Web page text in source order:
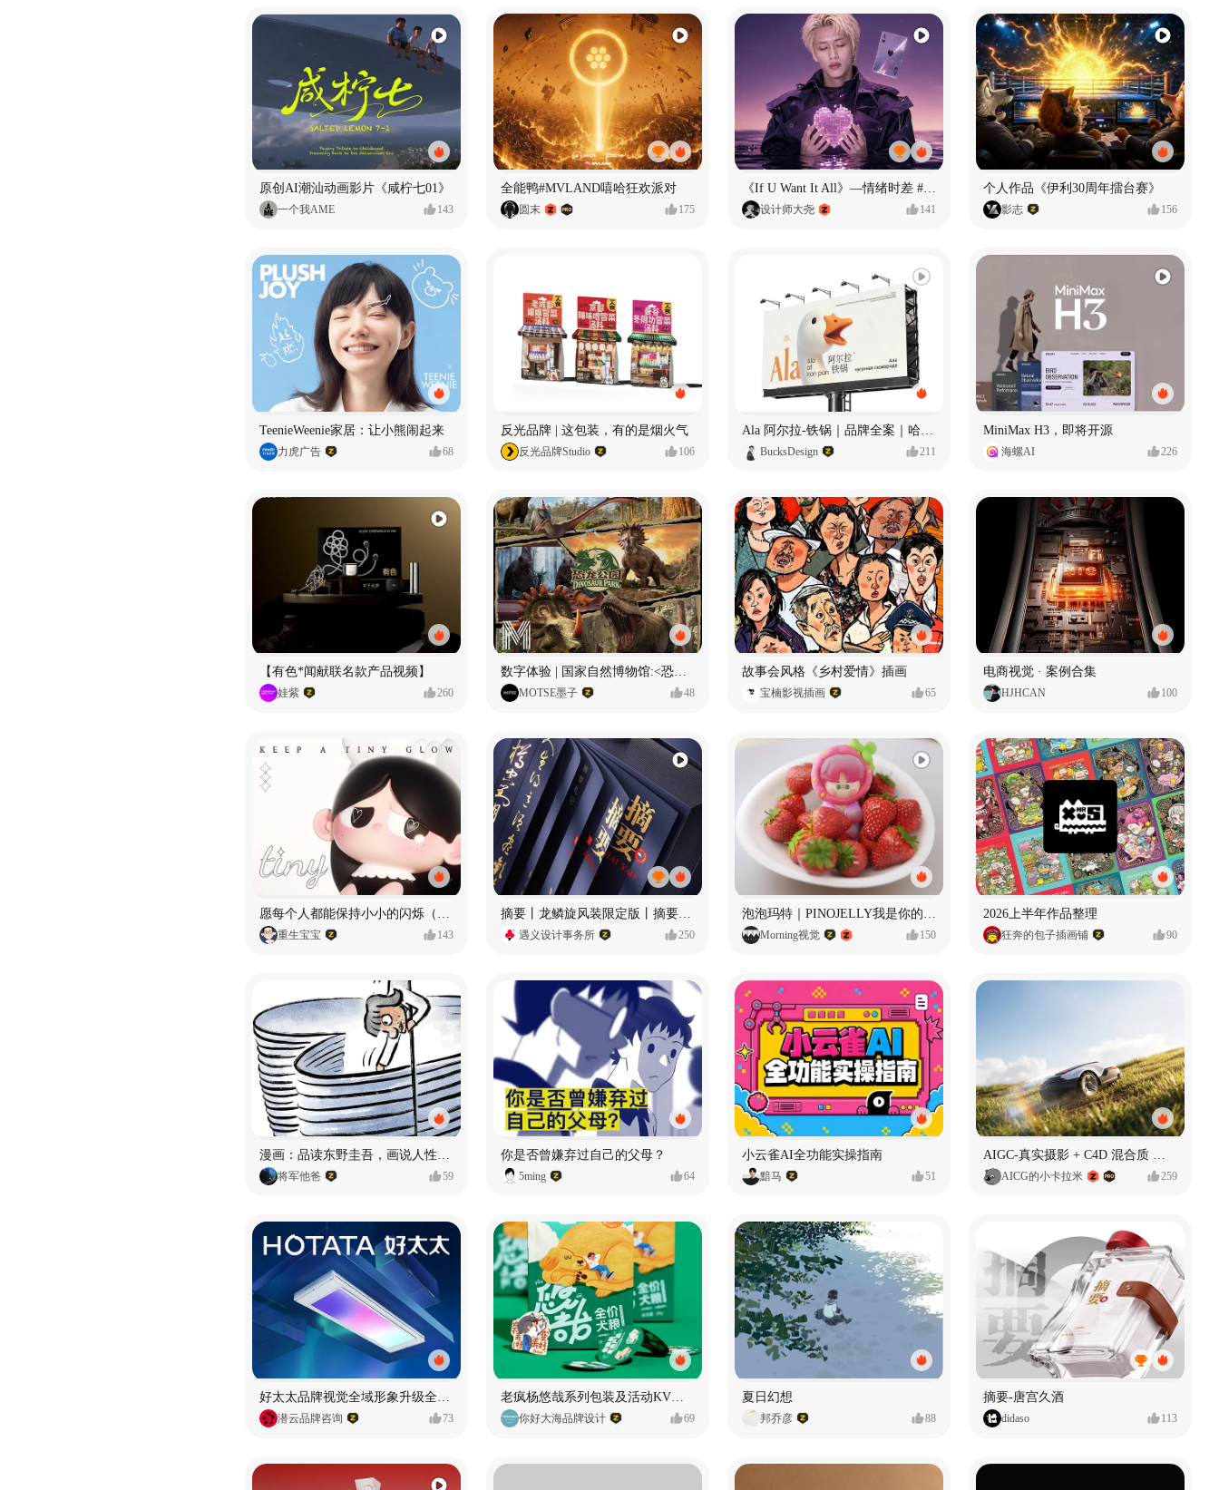
原创AI潮汕动画影片《咸柠七01》
一个我AME 143
全能鸭#MVLAND嘻哈狂欢派对
圆末 175
《If U Want It All》—情绪时差 #MVLAND嘻哈狂欢派对
设计师大尧 141
个人作品《伊利30周年擂台赛》
影志 156
TeenieWeenie家居：让小熊闹起来
力虎广告 68
反光品牌 | 这包装，有的是烟火气
反光品牌Studio 106 BucksDesign 211
MiniMax H3，即将开源
海螺AI 226
【有色*闻献联名款产品视频】
娃紫 260
数字体验 | 国家自然博物馆:<恐龙公园>沉浸特展
MOTSE墨子 48
故事会风格《乡村爱情》插画
宝楠影视插画 65
电商视觉 · 案例合集
HJHCAN 100
重生宝宝 143 遇义设计事务所 250 Morning视觉 150
2026上半年作品整理
狂奔的包子插画铺 90
漫画：品读东野圭吾，画说人性百态
将军他爸 59
你是否曾嫌弃过自己的父母？
5ming 64
小云雀AI全功能实操指南
黯马 51
AIGC-真实摄影 + C4D 混合质 能让 AI 产品图更好吗?
AICG的小卡拉米 259
潜云品牌咨询 73 你好大海品牌设计 69
夏日幻想
邦乔彦 88
摘要-唐宫久酒
didaso 113